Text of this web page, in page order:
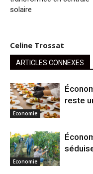
solaire
Celine Trossat
ARTICLES CONNEXES
Economie
reste
Economie